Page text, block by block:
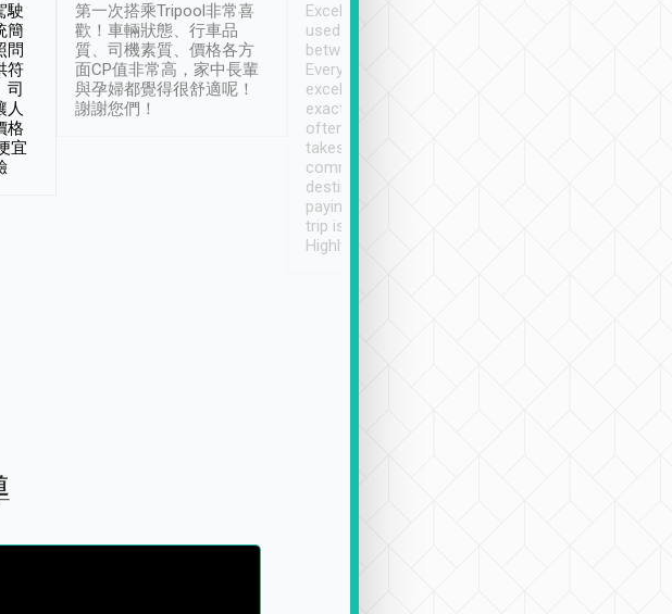
駛
簡
問
符
司
人
格
宜
第一次搭乘Tripool非常喜
歡！車輛狀態、行車品
質、司機素質、價格各方
面CP值非常高，家中長輩
與孕婦都覺得很舒適呢！
謝謝您們！
Excellent service. We have
used Tripool to travel
between cities in Taiwan.
Every driver has been
excellent and arrives
exactly on time. As there is
often limited English it
takes the difficulty out of
communicating the
destination details and
paying online prior to the
trip is very convenient.
Highly recommended